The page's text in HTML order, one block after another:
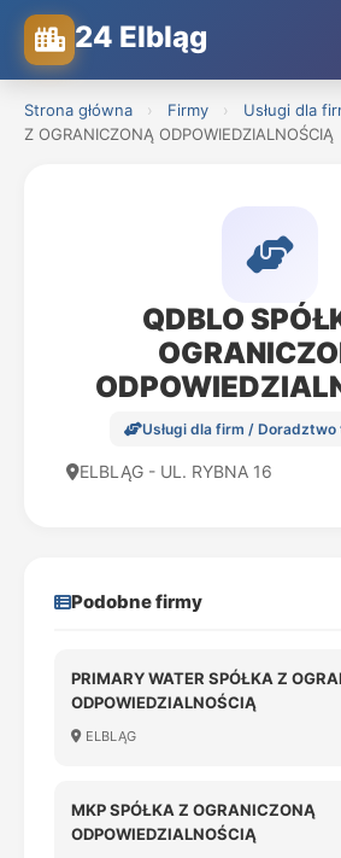
24 Elbląg
Strona główna › Firmy › Usługi dla
Z OGRANICZONĄ ODPOWIEDZIALNOŚCIĄ
QDBLO
Usługi dla firm / Doradztwo
ELBLĄG - UL. RYBNA 16
Podobne firmy
PRIMARY WATER SPÓŁKA Z
ODPOWIEDZIALNOŚCIĄ
ELBLĄG
MKP SPÓŁKA Z OGRANICZONĄ
ODPOWIEDZIALNOŚCIĄ